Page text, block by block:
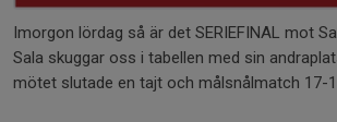
Imorgon lördag så är det SERIEFINAL mot
Sala skuggar oss i tabellen med sin
mötet slutade en tajt och målsnålmatch 17-